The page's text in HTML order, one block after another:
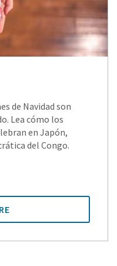
de Navidad son
Lea cómo los
en Japón,
del Congo.